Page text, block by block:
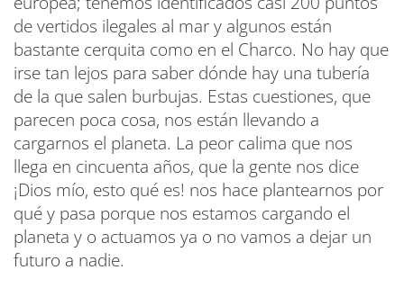
de vertidos ilegales al mar y algunos están
bastante cerquita como en el Charco. No hay que
irse tan lejos para saber dónde hay una tubería
de la que salen burbujas. Estas cuestiones, que
parecen poca cosa, nos están llevando a
cargarnos el planeta. La peor calima que nos
llega en cincuenta años, que la gente nos dice
¡Dios mío, esto qué es! nos hace plantearnos por
qué y pasa porque nos estamos cargando el
planeta y o actuamos ya o no vamos a dejar un
futuro a nadie.